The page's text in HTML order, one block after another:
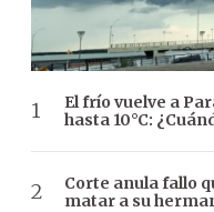
El frío vuelve a
hasta 10°C:
Corte anula fallo
matar a su